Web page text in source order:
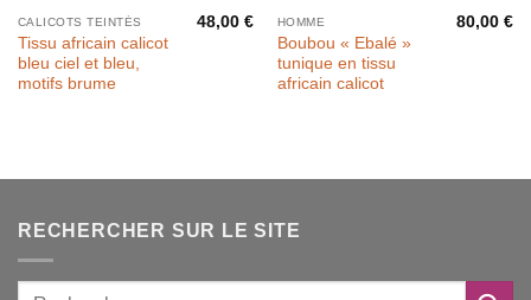
CALICOTS TEINTÉS
Tissu africain calicot
bleu ciel et bleu,
motifs brume
48,00€ HOMME
Boubou « Ebalé »
tunique en tissu
africain calicot
80,00€
RECHERCHER SUR LE SITE